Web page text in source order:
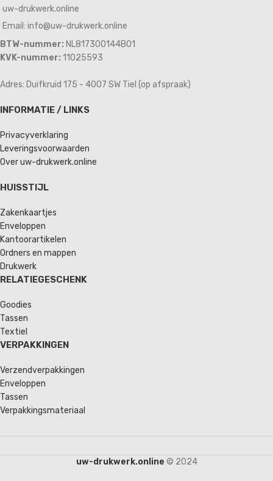
uw-drukwerk.online
Email: info@uw-drukwerk.online
BTW-nummer: NL817300144B01
KVK-nummer: 11025593
Adres: Duifkruid 175 - 4007 SW Tiel (op afspraak)
INFORMATIE / LINKS
Privacyverklaring
Leveringsvoorwaarden
Over uw-drukwerk.online
HUISSTIJL
Zakenkaartjes
Enveloppen
Kantoorartikelen
Ordners en mappen
Drukwerk
RELATIEGESCHENK
Goodies
Tassen
Textiel
VERPAKKINGEN
Verzendverpakkingen
Enveloppen
Tassen
Verpakkingsmateriaal
uw-drukwerk.online © 2024